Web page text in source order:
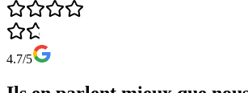
4.7/5